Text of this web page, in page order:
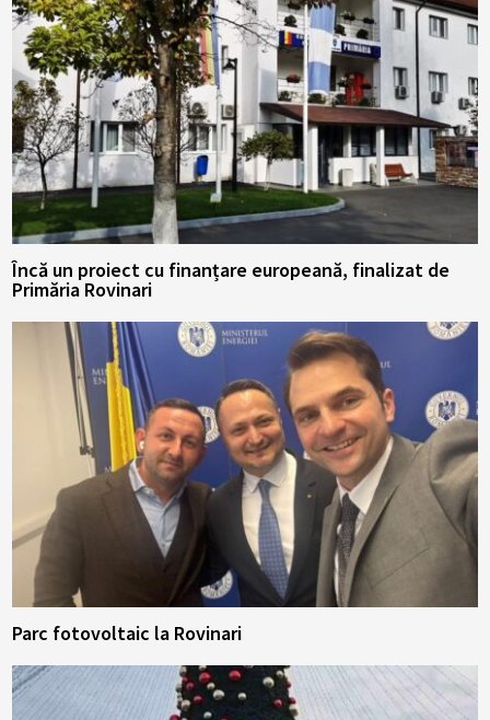
Încă un proiect cu finanțare europeană, finalizat de
Primăria Rovinari
Parc fotovoltaic la Rovinari